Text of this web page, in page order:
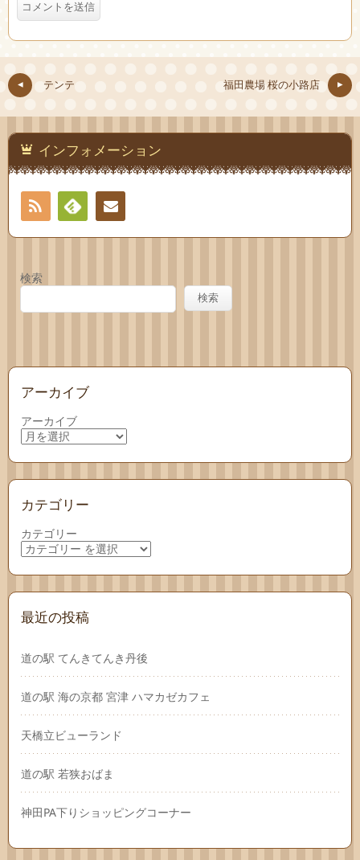
テンテ 福田農場 桜の小路店
インフォメーション
RSS
Feedlyお問
検索
検索
アーカイブ
アーカイブ
カテゴリー
カテゴリー
最近の投稿
道の駅 てんきてんき丹後
道の駅 海の京都 宮津 ハマカゼカフェ
天橋立ビューランド
道の駅 若狭おばま
神田PA下りショッピングコーナー